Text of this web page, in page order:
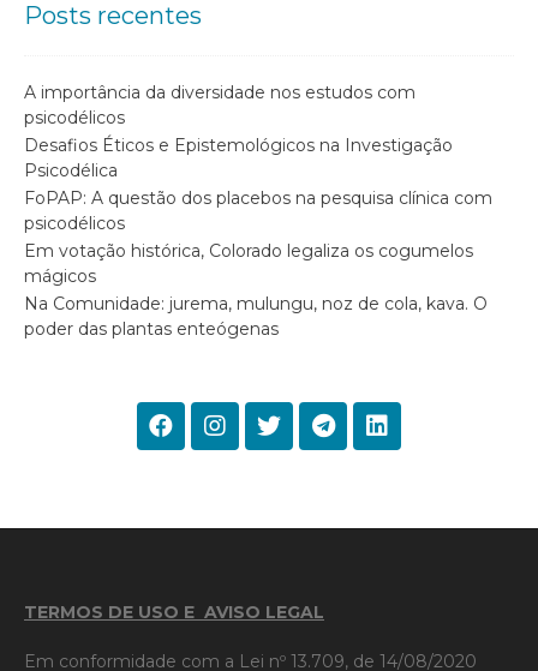
Posts recentes
A importância da diversidade nos estudos com
psicodélicos
Desafios Éticos e Epistemológicos na Investigação
Psicodélica
FoPAP: A questão dos placebos na pesquisa clínica com
psicodélicos
Em votação histórica, Colorado legaliza os cogumelos
mágicos
Na Comunidade: jurema, mulungu, noz de cola, kava. O
poder das plantas enteógenas
TERMOS DE USO E AVISO LEGAL
Em conformidade com a Lei nº 13.709, de 14/08/2020